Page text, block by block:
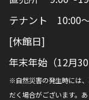
テナント 10:00
[休館日]
年末年始（12月30
※自然災害の発生時には
だく場合がございます。